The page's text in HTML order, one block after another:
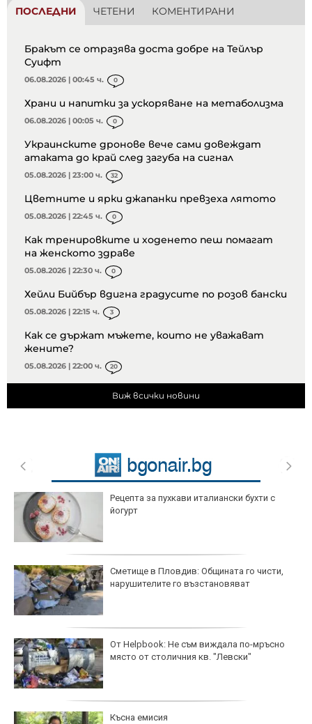
ПОСЛЕДНИ ЧЕТЕНИ КОМЕНТИРАНИ
Бракът се отразява доста добре на Тейлър
Суифт
06.08.2026 | 00:45 ч. 0
Храни и напитки за ускоряване на метаболизма
06.08.2026 | 00:05 ч. 0
Украинските дронове вече сами довеждат
атаката до край след загуба на сигнал
05.08.2026 | 23:00 ч. 32
Цветните и ярки джапанки превзеха лятото
05.08.2026 | 22:45 ч. 0
Как тренировките и ходенето пеш помагат
на женското здраве
05.08.2026 | 22:30 ч. 0
Хейли Бийбър вдигна градусите по розов бански
05.08.2026 | 22:15 ч. 3
Как се държат мъжете, които не уважават
жените?
05.08.2026 | 22:00 ч. 20
Виж всички новини
Рецепта за пухкави италиански бухти с
йогурт
Сметище в Пловдив: Общината го чисти,
нарушителите го възстановяват
От Helpbook: Не съм виждала по-мръсно
място от столичния кв. "Левски"
Късна емисия